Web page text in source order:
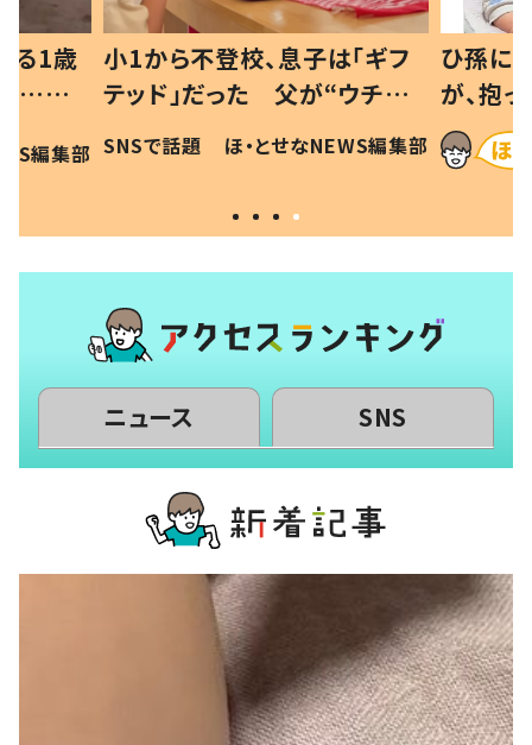
る1歳
…母
現行
編集部
小1から不登校、息子は「ギフ
テッド」だった 父が“ウチ給
食”を作り続ける理由とは #令
和の親 #令和の子
SNSで話題 ほ・とせなNEWS編集部
ひ孫に
が、抱
に「涙
方ない」
ニュース SNS